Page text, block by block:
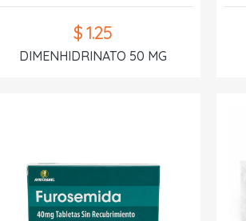
$ 1.25
DIMENHIDRINATO 50 MG